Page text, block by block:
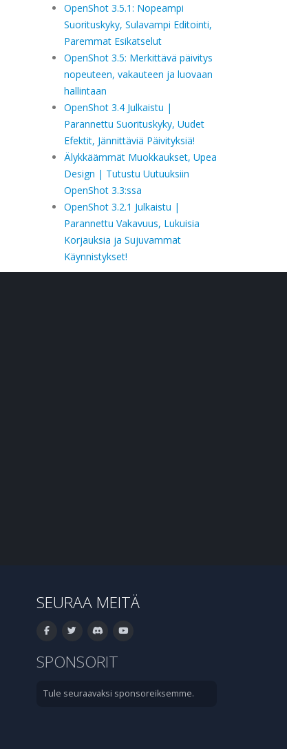
OpenShot 3.5.1: Nopeampi
Suorituskyky, Sulavampi Editointi,
Paremmat Esikatselut
OpenShot 3.5: Merkittävä päivitys
nopeuteen, vakauteen ja luovaan
hallintaan
OpenShot 3.4 Julkaistu |
Parannettu Suorituskyky, Uudet
Efektit, Jännittäviä Päivityksiä!
Älykkäämmät Muokkaukset, Upea
Design | Tutustu Uutuuksiin
OpenShot 3.3:ssa
OpenShot 3.2.1 Julkaistu |
Parannettu Vakavuus, Lukuisia
Korjauksia ja Sujuvammat
Käynnistykset!
SEURAA MEITÄ
SPONSORIT
Tule seuraavaksi sponsoreiksemme.